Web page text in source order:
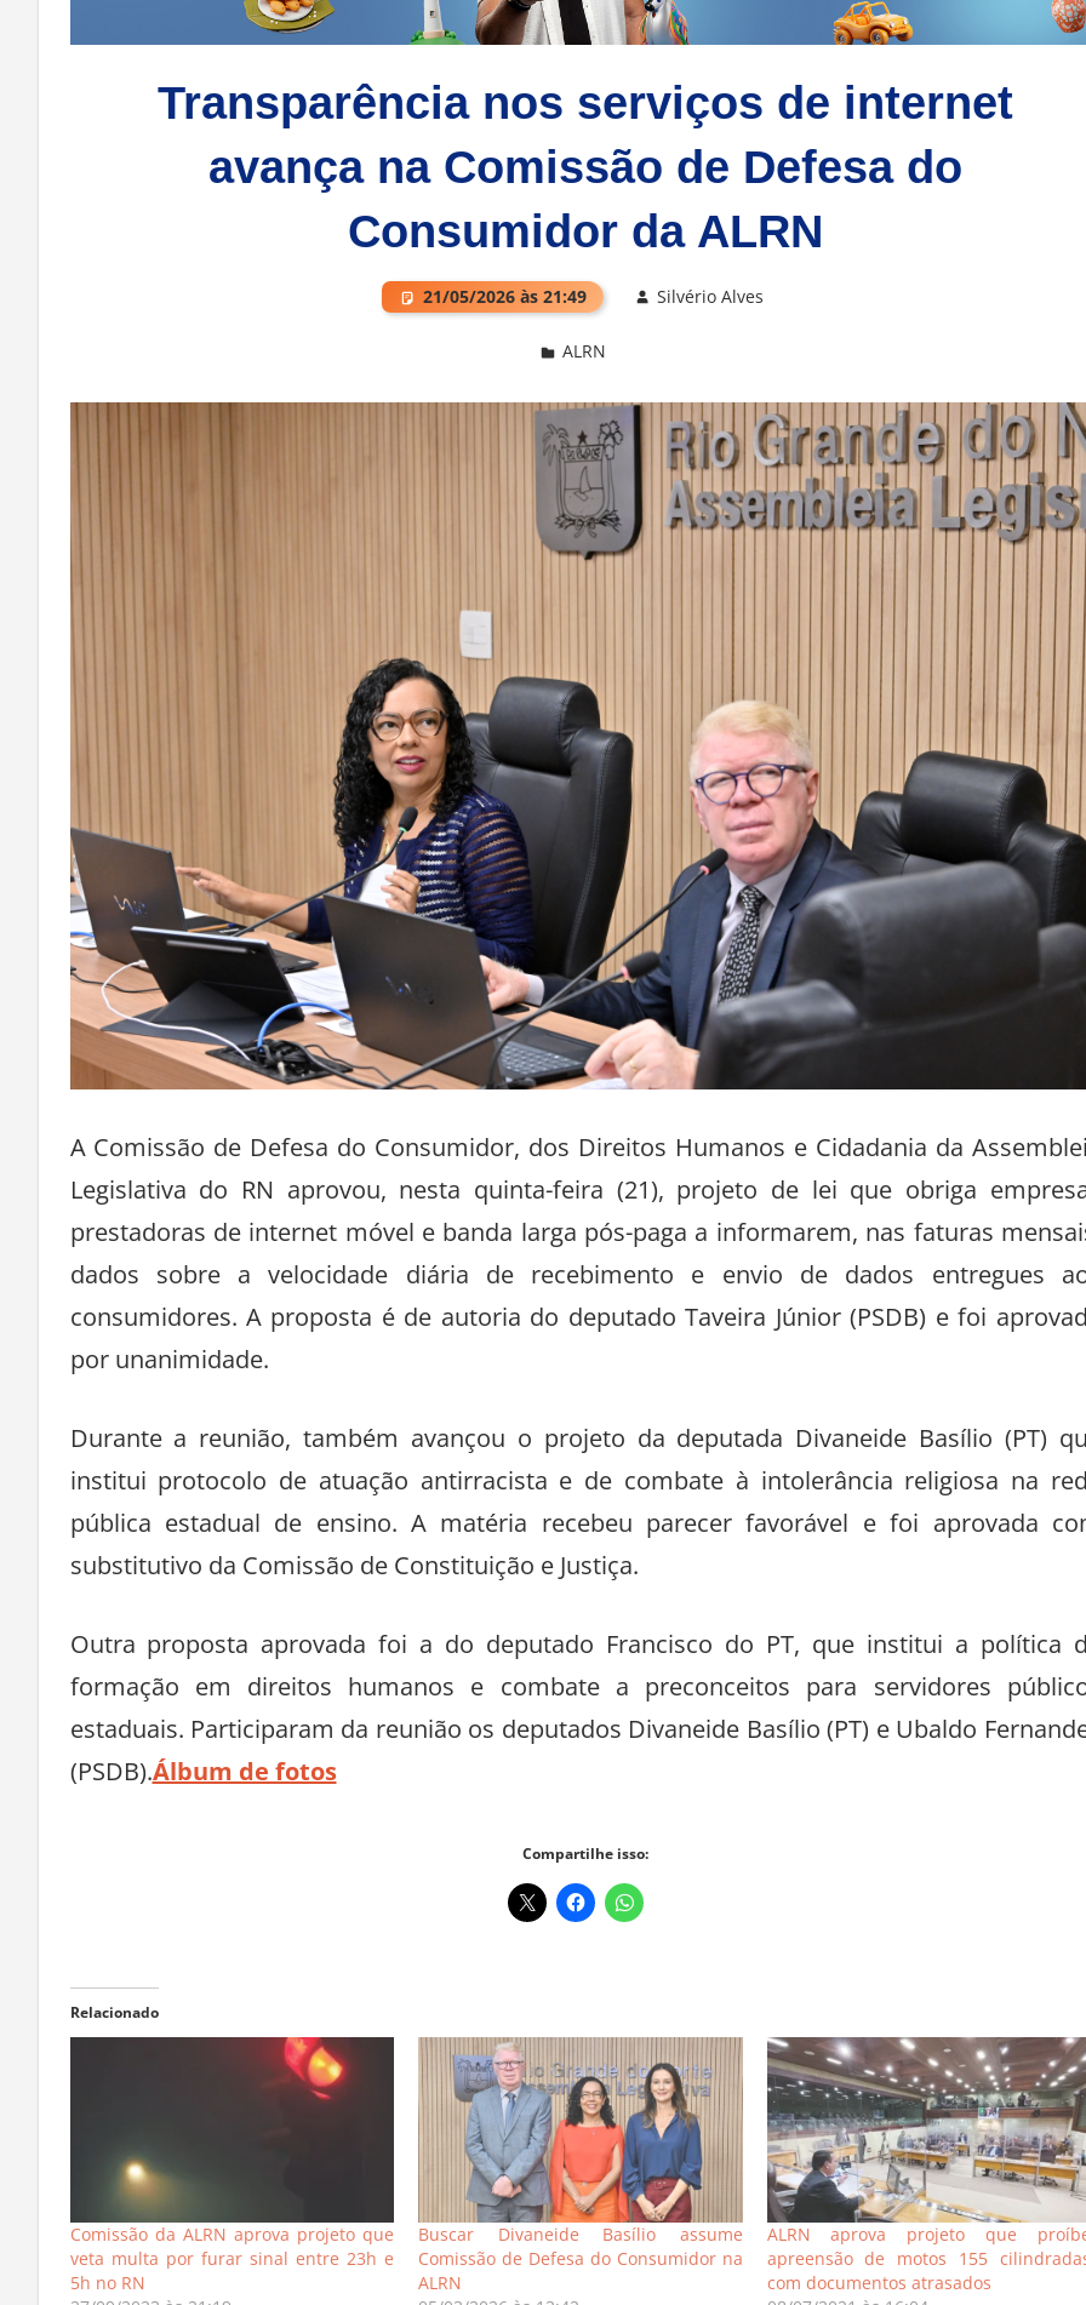
Transparência nos serviços de internet
avança na Comissão de Defesa do
Consumidor da ALRN
21/05/2026 às 21:49 Silvério Alves
ALRN
A Comissão de Defesa do Consumidor, dos Direitos Humanos e Cidadania da
Legislativa do RN aprovou, nesta quinta-feira (21), projeto de lei que obriga
prestadoras de internet móvel e banda larga pós-paga a informarem, nas faturas
dados sobre a velocidade diária de recebimento e envio de dados entregues
consumidores. A proposta é de autoria do deputado Taveira Júnior (PSDB) e foi
por unanimidade.
Durante a reunião, também avançou o projeto da deputada Divaneide Basílio (PT)
institui protocolo de atuação antirracista e de combate à intolerância religiosa na
pública estadual de ensino. A matéria recebeu parecer favorável e foi aprovada
substitutivo da Comissão de Constituição e Justiça.
Outra proposta aprovada foi a do deputado Francisco do PT, que institui a política
formação em direitos humanos e combate a preconceitos para servidores
estaduais. Participaram da reunião os deputados Divaneide Basílio (PT) e Ubaldo
(PSDB).Álbum de fotos
Compartilhe isso:
Relacionado
Comissão da ALRN aprova projeto que
veta multa por furar sinal entre 23h e
5h no RN
Buscar Divaneide Basílio assume
Comissão de Defesa do Consumidor na
ALRN
ALRN aprova projeto que
apreensão de motos 155
com documentos atrasados